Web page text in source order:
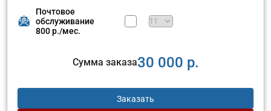
Почтовое
обслуживание
800 р./мес.
Сумма заказа30 000 р.
Заказать